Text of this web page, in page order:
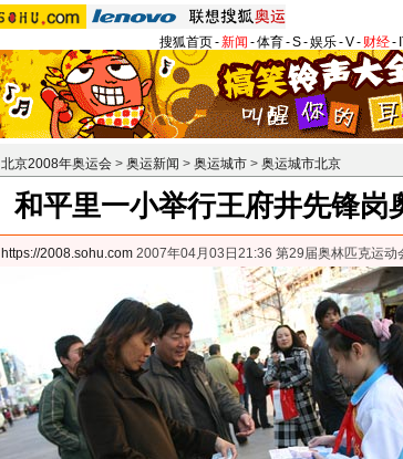
搜狐首页-新闻 -体育-S-娱乐-V- 财经-
北京2008年奥运会 > 奥运新闻 > 奥运城市 > 奥运城市北京
和平里一小举行王府井先锋岗
https://2008.sohu.com 2007年04月03日21:36 第29届奥林匹克运动